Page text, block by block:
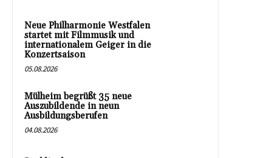
Neue Philharmonie Westfalen
startet mit Filmmusik und
internationalem Geiger in die
Konzertsaison
05.08.2026
Mülheim begrüßt 35 neue
Auszubildende in neun
Ausbildungsberufen
04.08.2026